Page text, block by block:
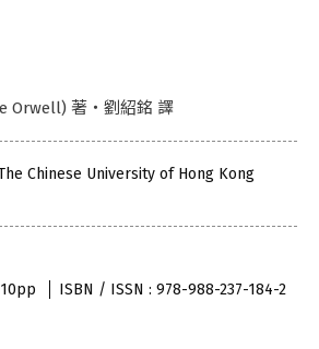
Orwell) 著・劉紹銘 譯
Chinese University of Hong Kong
ISBN / ISSN : 978-988-237-184-2